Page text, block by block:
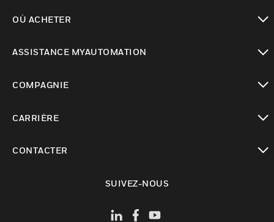
OÙ ACHETER
ASSISTANCE MYAUTOMATION
COMPAGNIE
CARRIÈRE
CONTACTER
SUIVEZ-NOUS